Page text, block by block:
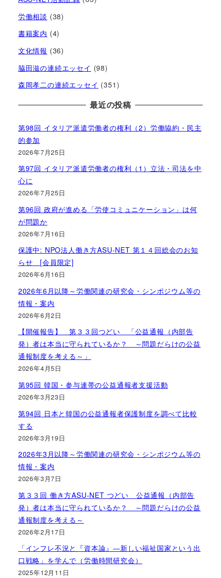
労働相談 (38)
書籍案内 (4)
文化情報 (36)
脇田滋の連続エッセイ (98)
森岡孝二の連続エッセイ (351)
最近の投稿
第98回 イタリア派遣労働者の権利（2）労働協約・民主
的参加
2026年7月25日
第97回 イタリア派遣労働者の権利（1）立法・司法を中
心に
2026年7月25日
第96回 政府が進める「労使コミュニケーション」は何
が問題か
2026年7月16日
保護中: NPO法人働き方ASU-NET 第１４回総会のお知
らせ [会員限定]
2026年6月16日
2026年6月以降～労働関連の研究会・シンポジウム等の
情報・案内
2026年6月2日
【開催報告】 第３３回つどい 「公益通報（内部告
発）者は本当に守られているか？ ～問題だらけの公益
通報制度を考える～」
2026年4月5日
第95回 韓国・参与連帯の公益通報者支援活動
2026年3月23日
第94回 日本と韓国の公益通報者保護制度を調べて比較
する
2026年3月19日
2026年3月以降～労働関連の研究会・シンポジウム等の
情報・案内
2026年3月7日
第３３回 働き方ASU-NET つどい 公益通報（内部告
発）者は本当に守られているか？ ～問題だらけの公益
通報制度を考える～
2026年2月17日
「インフレ不況と『資本論』―新しい福祉国家という出
口戦略」を学んで（労働時間研究会）
2025年12月11日